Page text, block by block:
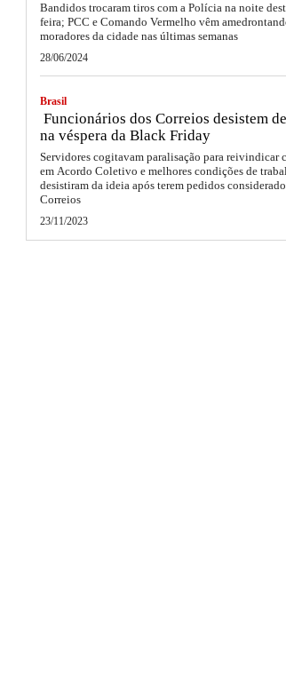
Bandidos trocaram tiros com a Polícia na noite
feira; PCC e Comando Vermelho vêm
moradores da cidade nas últimas semanas
28/06/2024
Brasil
Funcionários dos Correios desistem
na véspera da Black Friday
Servidores cogitavam paralisação para reivindicar
em Acordo Coletivo e melhores condições de
desistiram da ideia após terem pedidos
Correios
23/11/2023